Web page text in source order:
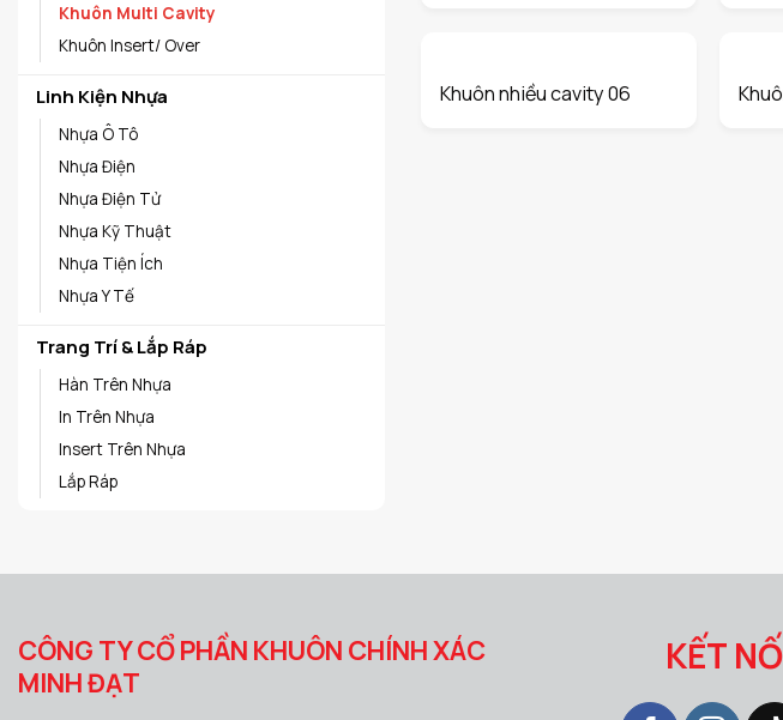
Khuôn Multi Cavity
Khuôn Insert/ Over
Linh Kiện Nhựa
Nhựa Ô Tô
Nhựa Điện
Nhựa Điện Tử
Nhựa Kỹ Thuật
Nhựa Tiện Ích
Nhựa Y Tế
Trang Trí & Lắp Ráp
Hàn Trên Nhựa
In Trên Nhựa
Insert Trên Nhựa
Lắp Ráp
Khuôn nhiều cavity 06
CÔNG TY CỔ PHẦN KHUÔN CHÍNH XÁC
MINH ĐẠT
KẾT